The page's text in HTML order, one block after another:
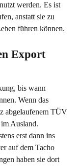
werden. Es ist
anstatt sie zu
führen können.
Export
bis wann
Wenn das
abgelaufenem TÜV
Ausland.
erst dann ins
auf dem Tacho
haben sie dort